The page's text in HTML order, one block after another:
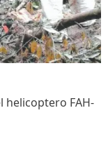
helicoptero FAH-